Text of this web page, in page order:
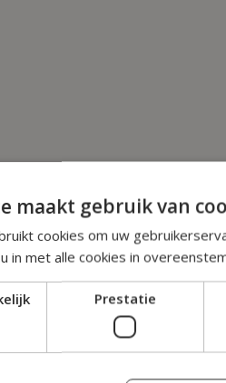
maakt gebruik van
cookies om uw
in met alle cookies in
Prestatie